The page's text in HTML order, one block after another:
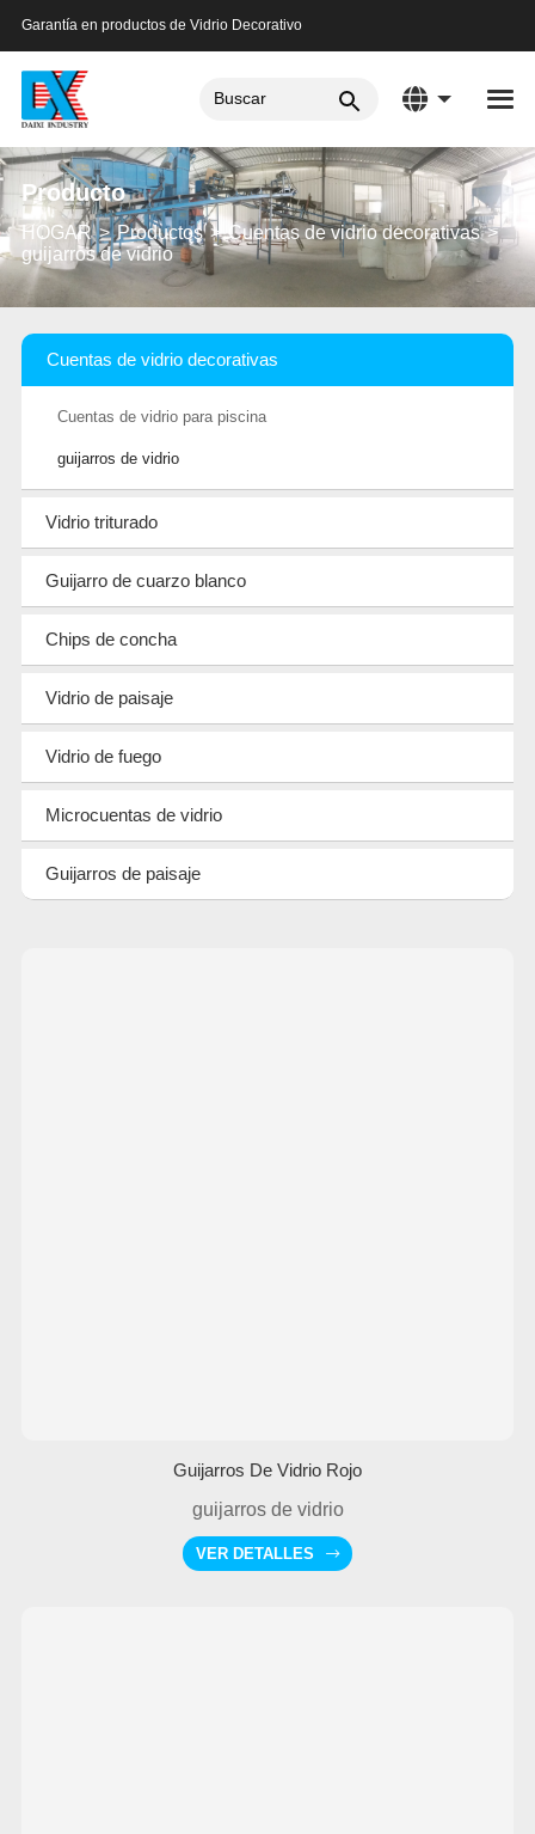
Garantía en productos de Vidrio Decorativo
Producto
HOGAR Productos
Cuentas de vidrio decorativas
guijarros de vidrio
Cuentas de vidrio decorativas
Cuentas de vidrio para piscina
guijarros de vidrio
Vidrio triturado
Guijarro de cuarzo blanco
Chips de concha
Vidrio de paisaje
Vidrio de fuego
Microcuentas de vidrio
Guijarros de paisaje
Guijarros De Vidrio Rojo
guijarros de vidrio
VER DETALLES